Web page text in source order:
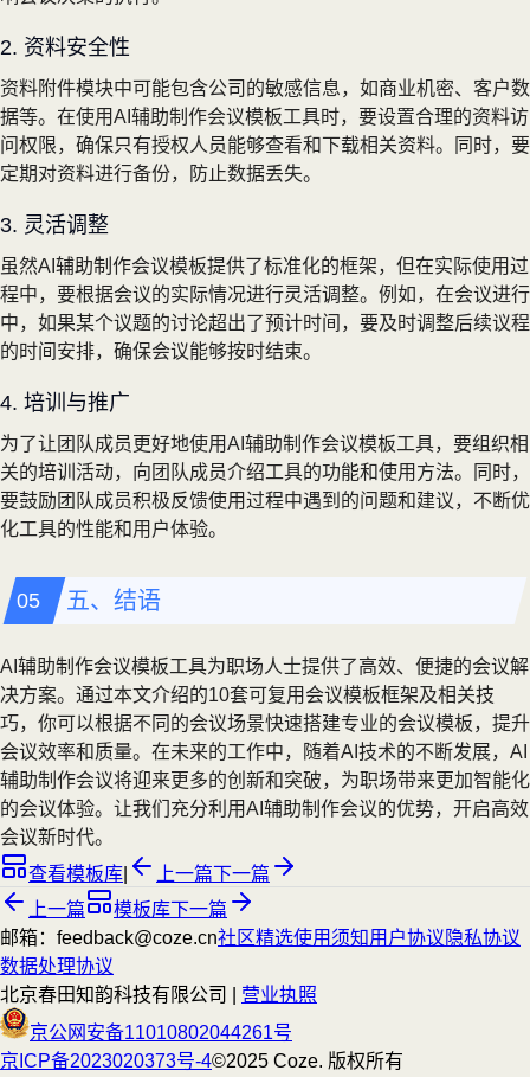
2. 资料安全性
资料附件模块中可能包含公司的敏感信息，如商业机密、客户数
据等。在使用AI辅助制作会议模板工具时，要设置合理的资料访
问权限，确保只有授权人员能够查看和下载相关资料。同时，要
定期对资料进行备份，防止数据丢失。
3. 灵活调整
虽然AI辅助制作会议模板提供了标准化的框架，但在实际使用过
程中，要根据会议的实际情况进行灵活调整。例如，在会议进行
中，如果某个议题的讨论超出了预计时间，要及时调整后续议程
的时间安排，确保会议能够按时结束。
4. 培训与推广
为了让团队成员更好地使用AI辅助制作会议模板工具，要组织相
关的培训活动，向团队成员介绍工具的功能和使用方法。同时，
要鼓励团队成员积极反馈使用过程中遇到的问题和建议，不断优
化工具的性能和用户体验。
五、结语
AI辅助制作会议模板工具为职场人士提供了高效、便捷的会议解
决方案。通过本文介绍的10套可复用会议模板框架及相关技
巧，你可以根据不同的会议场景快速搭建专业的会议模板，提升
会议效率和质量。在未来的工作中，随着AI技术的不断发展，AI
辅助制作会议将迎来更多的创新和突破，为职场带来更加智能化
的会议体验。让我们充分利用AI辅助制作会议的优势，开启高效
会议新时代。
查看模板库
上一篇下一篇
上一篇
模板库下一篇
邮箱：feedback@coze.cn社区精选使用须知用户协议 隐私协议
数据处理协议
北京春田知韵科技有限公司 |
营业执照
京公网安备11010802044261号
京ICP备2023020373号-4©2025 Coze. 版权所有